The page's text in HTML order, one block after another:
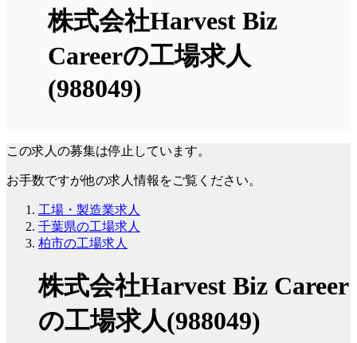
株式会社Harvest Biz
Careerの工場求人
(988049)
この求人の募集は停止しています。
お手数ですが他の求人情報をご覧ください。
工場・製造業求人
千葉県の工場求人
柏市の工場求人
株式会社Harvest Biz Career
の工場求人(988049)